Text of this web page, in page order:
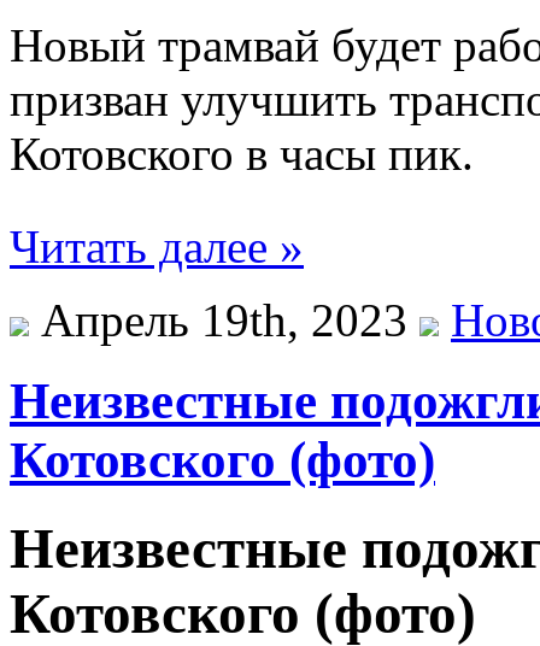
Новый трамвай будет
призван улучшить
Котовского в часы пик.
Читать далее »
Апрель 19th, 2023
Неизвестные
Котовского (фото)
Неизвестные
Котовского (фото)